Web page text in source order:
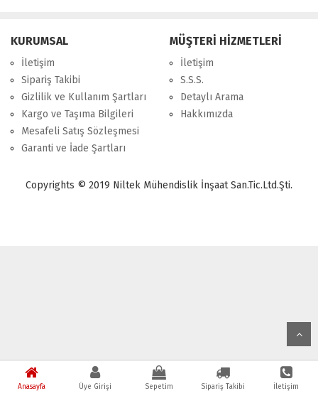
Anasayfa Üye Girişi Sepetim Sipariş Takibi İletişim
KURUMSAL
İletişim
Sipariş Takibi
Gizlilik ve Kullanım Şartları
Kargo ve Taşıma Bilgileri
Mesafeli Satış Sözleşmesi
Garanti ve İade Şartları
MÜŞTERİ HİZMETLERİ
İletişim
S.S.S.
Detaylı Arama
Hakkımızda
Copyrights © 2019 Niltek Mühendislik İnşaat San.Tic.Ltd.Şti.